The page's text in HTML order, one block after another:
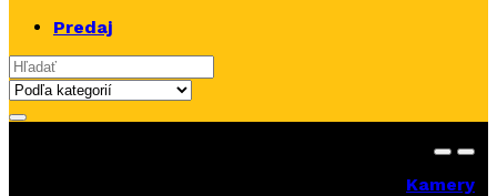
Predaj
Search for:
Kamery